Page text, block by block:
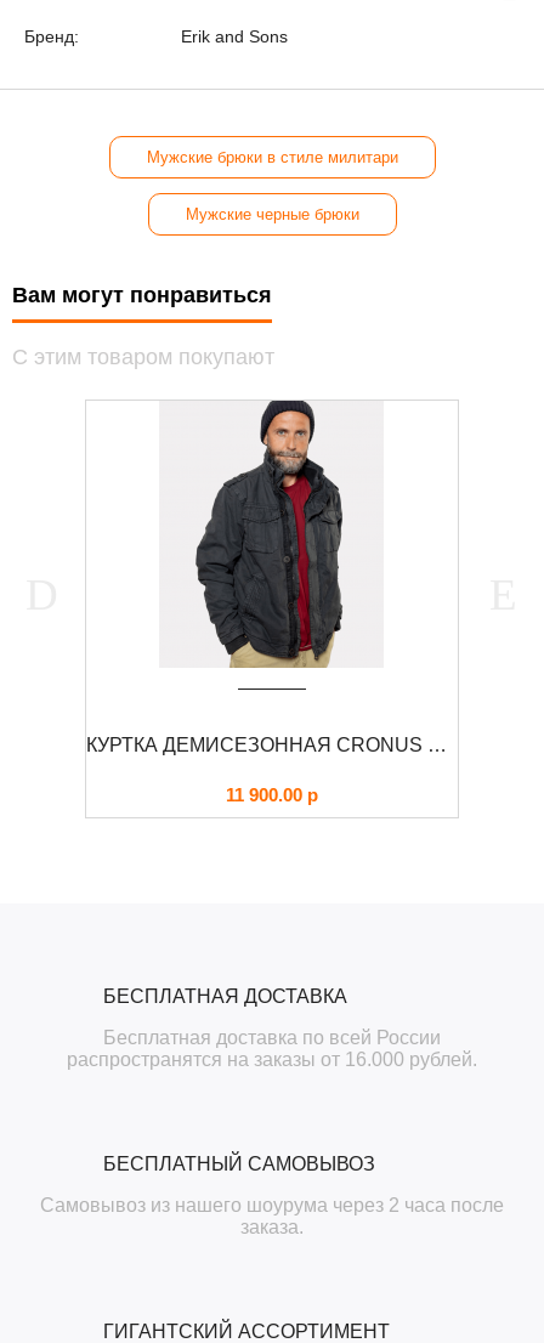
Бренд: Erik and Sons
Мужские брюки в стиле милитари
Мужские черные брюки
Вам могут понравиться
С этим товаром покупают
КУРТКА ДЕМИСЕЗОННАЯ CRONUS FOERSVERD
11 900.00 р
БЕСПЛАТНАЯ ДОСТАВКА
Бесплатная доставка по всей России
распространятся на заказы от 16.000 рублей.
БЕСПЛАТНЫЙ САМОВЫВОЗ
Самовывоз из нашего шоурума через 2 часа после
заказа.
ГИГАНТСКИЙ АССОРТИМЕНТ